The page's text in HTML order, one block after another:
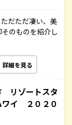
だただ凄い、美
のものを紹介し
詳細を見る
リゾートスタ
イ ２０２０